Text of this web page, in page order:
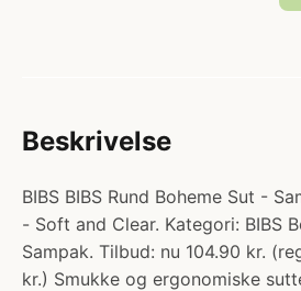
Beskrivelse
BIBS BIBS Rund Boheme Sut -
- Soft and Clear. Kategori: BIBS
Sampak. Tilbud: nu 104.90 kr.
kr.) Smukke og ergonomiske